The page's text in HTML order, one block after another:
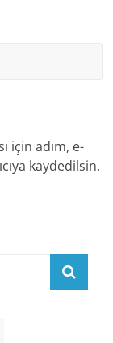
için adım, e-
kaydedilsin.